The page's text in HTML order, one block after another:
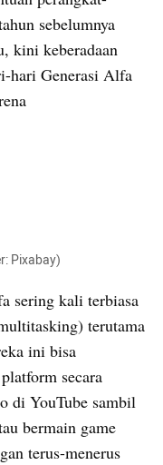
sebelumnya
kini keberadaan
hari Generasi Alfa
Pixabay)
sering kali terbiasa
terutama
ini bisa
secara
di YouTube sambil
bermain game
terus-menerus